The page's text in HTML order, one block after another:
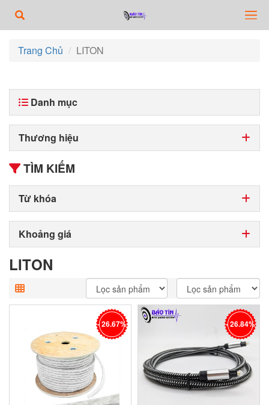
Trang Chủ LITON
Danh mục
Thương hiệu
TÌM KIẾM
Từ khóa
Khoảng giá
LITON
- 26.67% - 26.84%